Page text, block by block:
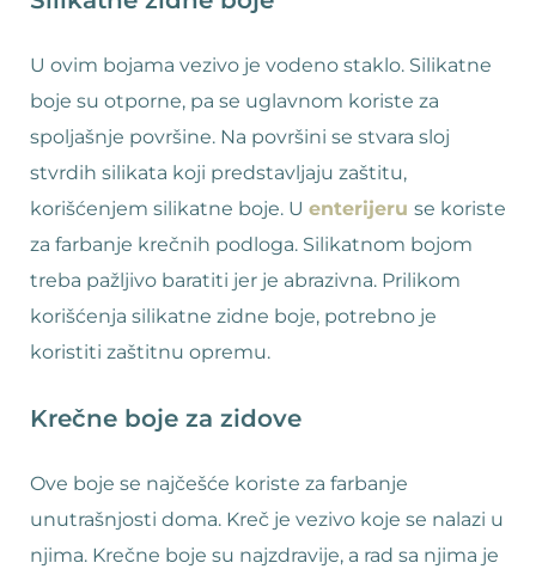
U ovim bojama vezivo je vodeno staklo. Silikatne
boje su otporne, pa se uglavnom koriste za
spoljašnje površine. Na površini se stvara sloj
stvrdih silikata koji predstavljaju zaštitu,
korišćenjem silikatne boje. U enterijeru se koriste
za farbanje krečnih podloga. Silikatnom bojom
treba pažljivo baratiti jer je abrazivna. Prilikom
korišćenja silikatne zidne boje, potrebno je
koristiti zaštitnu opremu.
Krečne boje za zidove
Ove boje se najčešće koriste za farbanje
unutrašnjosti doma. Kreč je vezivo koje se nalazi u
njima. Krečne boje su najzdravije, a rad sa njima je